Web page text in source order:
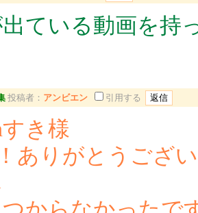
出ている動画を持
投稿者： アンビエン 引用する
すき様
ありがとうござ